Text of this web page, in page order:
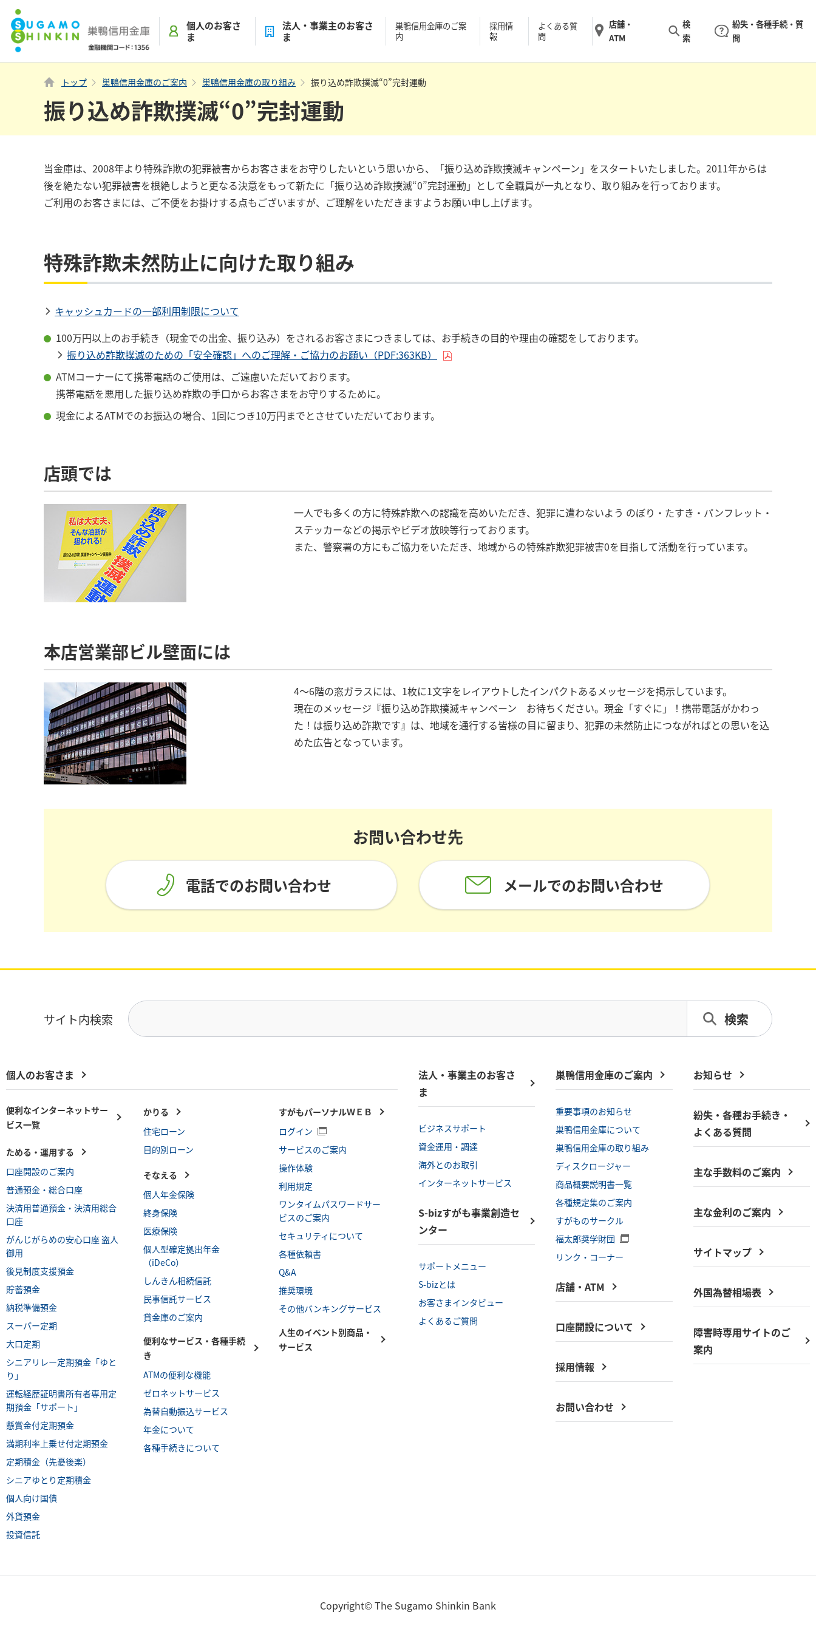
個人のお客さ
ま
法人・事業主のお客さ
ま
巣鴨信用金庫のご案
内
採用情
報
よくある質
問
店舗・
ATM
検
索
紛失・各種手続・質
問
トップ 巣鴨信用金庫のご案内 巣鴨信用金庫の取り組み 振り込め詐欺撲滅“0”完封運動
振り込め詐欺撲滅“0”完封運動
当金庫は、2008年より特殊詐欺の犯罪被害からお客さまをお守りしたいという思いから、「振り込め詐欺撲滅キャンペーン」をスタートいたしました。2011年からは
後を絶たない犯罪被害を根絶しようと更なる決意をもって新たに「振り込め詐欺撲滅“0”完封運動」として全職員が一丸となり、取り組みを行っております。
ご利用のお客さまには、ご不便をお掛けする点もございますが、ご理解をいただきますようお願い申し上げます。
特殊詐欺未然防止に向けた取り組み
キャッシュカードの一部利用制限について
100万円以上のお手続き（現金での出金、振り込み）をされるお客さまにつきましては、お手続きの目的や理由の確認をしております。
振り込め詐欺撲滅のための「安全確認」へのご理解・ご協力のお願い（PDF:363KB）
ATMコーナーにて携帯電話のご使用は、ご遠慮いただいております。
携帯電話を悪用した振り込め詐欺の手口からお客さまをお守りするために。
現金によるATMでのお振込の場合、1回につき10万円までとさせていただいております。
店頭では
一人でも多くの方に特殊詐欺への認識を高めいただき、犯罪に遭わないよう のぼり・たすき・パンフレット・
ステッカーなどの掲示やビデオ放映等行っております。
また、警察署の方にもご協力をいただき、地域からの特殊詐欺犯罪被害0を目指して活動を行っています。
本店営業部ビル壁面には
4～6階の窓ガラスには、1枚に1文字をレイアウトしたインパクトあるメッセージを掲示しています。
現在のメッセージ『振り込め詐欺撲滅キャンペーン お待ちください。現金「すぐに」！携帯電話がかわっ
た！は振り込め詐欺です』は、地域を通行する皆様の目に留まり、犯罪の未然防止につながればとの思いを込
めた広告となっています。
お問い合わせ先
電話でのお問い合わせ メールでのお問い合わせ
サイト内検索
個人のお客さま
便利なインターネットサー
ビス一覧
ためる・運用する
口座開設のご案内
普通預金・総合口座
決済用普通預金・決済用総合
口座
がんじがらめの安心口座 盗人
御用
後見制度支援預金
貯蓄預金
納税準備預金
スーパー定期
大口定期
シニアリレー定期預金「ゆと
り」
運転経歴証明書所有者専用定
期預金「サポート」
懸賞金付定期預金
満期利率上乗せ付定期預金
定期積金（先憂後楽）
シニアゆとり定期積金
個人向け国債
外貨預金
投資信託
かりる
住宅ローン
目的別ローン
そなえる
個人年金保険
終身保険
医療保険
個人型確定拠出年金
（iDeCo）
しんきん相続信託
民事信託サービス
貸金庫のご案内
便利なサービス・各種手続
き
ATMの便利な機能
ゼロネットサービス
為替自動振込サービス
年金について
各種手続きについて
すがもパーソナルＷＥＢ
ログイン
サービスのご案内
操作体験
利用規定
ワンタイムパスワードサー
ビスのご案内
セキュリティについて
各種依頼書
Q&A
推奨環境
その他バンキングサービス
人生のイベント別商品・
サービス
法人・事業主のお客さ
ま
ビジネスサポート
資金運用・調達
海外とのお取引
インターネットサービス
S-bizすがも事業創造セ
ンター
サポートメニュー
S-bizとは
お客さまインタビュー
よくあるご質問
巣鴨信用金庫のご案内
重要事項のお知らせ
巣鴨信用金庫について
巣鴨信用金庫の取り組み
ディスクロージャー
商品概要説明書一覧
各種規定集のご案内
すがものサークル
福太郎奨学財団
リンク・コーナー
店舗・ATM
口座開設について
採用情報
お問い合わせ
お知らせ
紛失・各種お手続き・
よくある質問
主な手数料のご案内
主な金利のご案内
サイトマップ
外国為替相場表
障害時専用サイトのご
案内
Copyright© The Sugamo Shinkin Bank